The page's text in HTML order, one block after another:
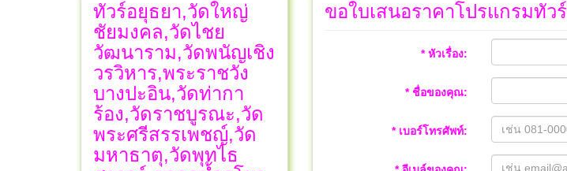
ทัวร์อยุธยา,วัดใหญ่
ชัยมงคล,วัดไชย
วัฒนาราม,วัดพนัญเชิง
วรวิหาร,พระราชวัง
บางปะอิน,วัดท่ากา
ร้อง,วัดราชบูรณะ,วัด
พระศรีสรรเพชญ์,วัด
มหาธาตุ,วัดพุทไธ
ขอใบเสนอราคาโปรแกรมทัวร์
* หัวเรื่อง:
* ชื่อของคุณ:
* เบอร์โทรศัพท์: